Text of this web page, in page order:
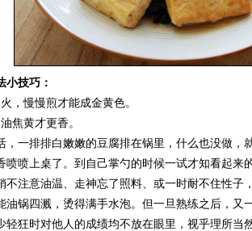
技巧：
慢慢煎才能成金黄色。
黄才更香。
一排排白嫩嫩的豆腐排在锅里，什么也没做，
喷喷上桌了。到自己掌勺的时候一试才知看起来
不注意油温、走神忘了照料、或一时耐不住性子
油锅四溅，烫得满手水泡。但一旦熟练之后，又
轻狂时对他人的成绩均不放在眼里，视乎理所当